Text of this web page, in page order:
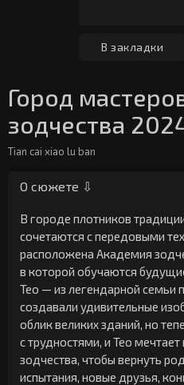
В закладки
Город
зодчества
Tian cai xiao lu ban
О сюжете ⇩
В городе плотников
сочетаются с передовыми
расположена Академия
в которой обучаются
Тео — из легендарной семьи
создавали удивительные
облик великих зданий, но
с трудностями, и Тео
зодчества, чтобы вернуть
испытания, новые друзья,